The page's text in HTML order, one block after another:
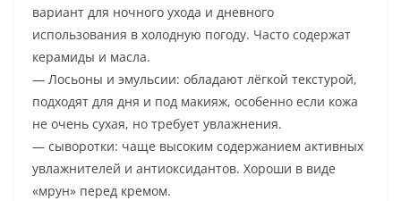
вариант для ночного ухода и дневного
использования в холодную погоду. Часто содержат
керамиды и масла.
— Лосьоны и эмульсии: обладают лёгкой текстурой,
подходят для дня и под макияж, особенно если кожа
не очень сухая, но требует увлажнения.
— сыворотки: чаще высоким содержанием активных
увлажнителей и антиоксидантов. Хороши в виде
«мрун» перед кремом.